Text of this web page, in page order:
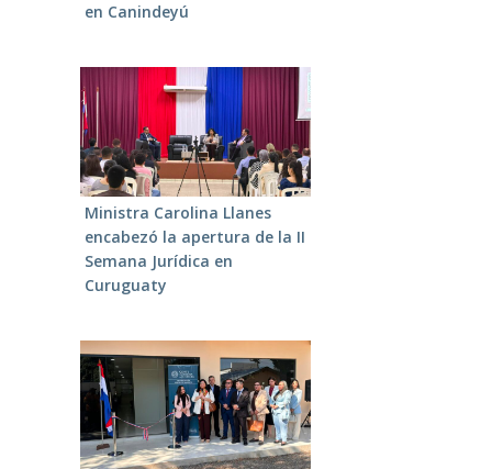
en Canindeyú
Ministra Carolina Llanes
encabezó la apertura de la II
Semana Jurídica en
Curuguaty